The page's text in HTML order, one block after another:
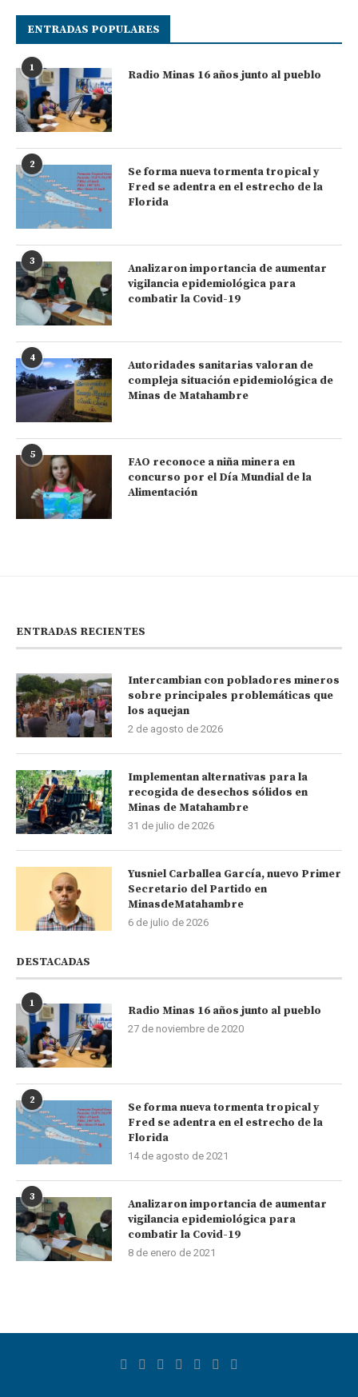
ENTRADAS POPULARES
1 Radio Minas 16 años junto al pueblo
2
Se forma nueva tormenta tropical y
Fred se adentra en el estrecho de la
Florida
3
Analizaron importancia de aumentar
vigilancia epidemiológica para
combatir la Covid-19
4
Autoridades sanitarias valoran de
compleja situación epidemiológica de
Minas de Matahambre
5
FAO reconoce a niña minera en
concurso por el Día Mundial de la
Alimentación
ENTRADAS RECIENTES
Intercambian con pobladores mineros
sobre principales problemáticas que
los aquejan
2 de agosto de 2026
Implementan alternativas para la
recogida de desechos sólidos en
Minas de Matahambre
31 de julio de 2026
Yusniel Carballea García, nuevo Primer
Secretario del Partido en
MinasdeMatahambre
6 de julio de 2026
DESTACADAS
1 Radio Minas 16 años junto al pueblo
27 de noviembre de 2020
2
Se forma nueva tormenta tropical y
Fred se adentra en el estrecho de la
Florida
14 de agosto de 2021
3
Analizaron importancia de aumentar
vigilancia epidemiológica para
combatir la Covid-19
8 de enero de 2021